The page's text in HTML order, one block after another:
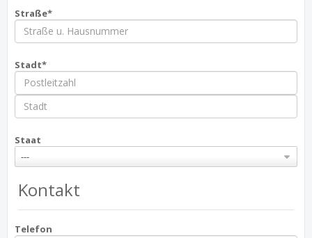
Straße*
Stadt*
Staat
---
Kontakt
Telefon